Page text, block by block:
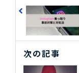
次の記事